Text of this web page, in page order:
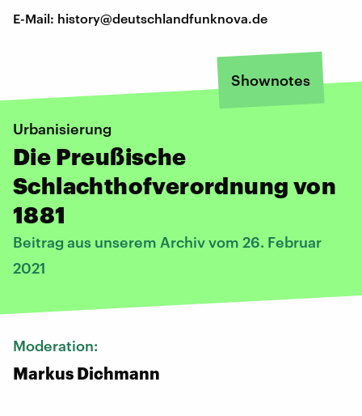
E-Mail: history@deutschlandfunknova.de
Shownotes
Urbanisierung
Die Preußische
Schlachthofverordnung von
1881
Beitrag aus unserem Archiv vom 26. Februar
2021
Moderation:
Markus Dichmann